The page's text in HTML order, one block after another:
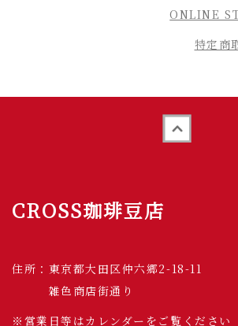
ONLINE
特定商
CROSS珈琲豆店
住所：東京都大田区仲六郷2-18-11
雑色商店街通り
※営業日等はカレンダーをご覧ください